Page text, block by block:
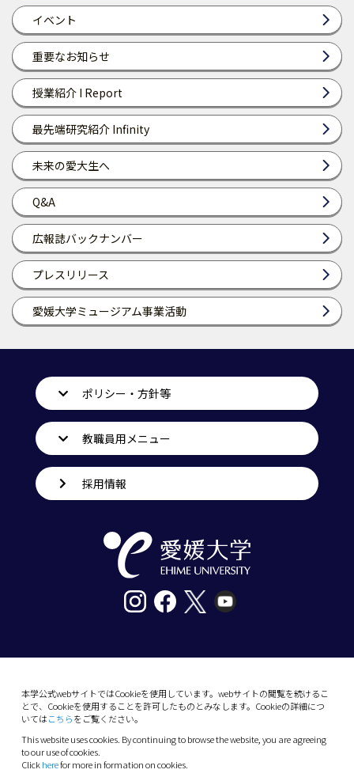
イベント
重要なお知らせ
授業紹介 I Report
最先端研究紹介 Infinity
未来の愛大生へ
Q&A
広報誌バックナンバー
プレスリリース
愛媛大学ミュージアム事業活動
本学公式webサイトではCookieを使用しています。webサイトの閲覧を続けるこ
とで、Cookieを使用することを許可したものとみなします。Cookieの詳細につ
いてはこちらをご覧ください。
This website uses cookies. By continuing to browse the website, you are agreeing
to our use of cookies.
Clickherefor more in formation on cookies.
ポリシー・方針等
教職員用メニュー
採用情報
10-13 Dogo-Himata, Matsuyama, Ehime 790-
Phone: +81 89-927-9000